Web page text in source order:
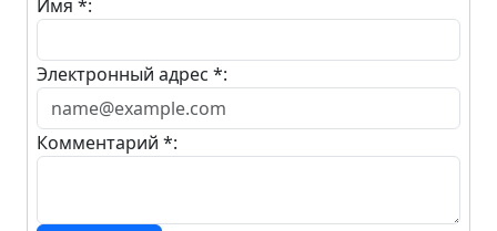
Имя *:
Электронный адрес *:
Комментарий *: